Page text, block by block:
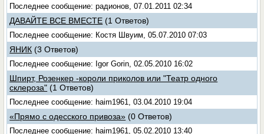
Последнее сообщение: радионов, 07.01.2011 02:34
ДАВАЙТЕ ВСЕ ВМЕСТЕ (1 Ответов)
Последнее сообщение: Костя Швуим, 05.07.2010 07:03
ЯНИК (3 Ответов)
Последнее сообщение: Igor Gorin, 02.05.2010 16:02
Шпирт, Розенкер -короли приколов или "Театр одного
склероза" (1 Ответов)
Последнее сообщение: haim1961, 03.04.2010 19:04
«Прямо с одесского привоза» (0 Ответов)
Последнее сообщение: haim1961, 05.02.2010 13:40